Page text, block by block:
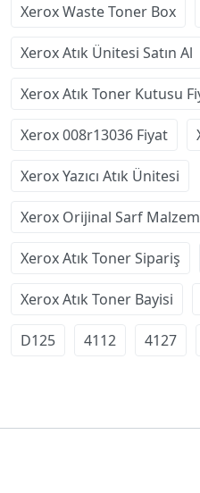
Xerox Waste Toner Box
Xerox Atık Ünitesi Satın Al
Xerox Atık Toner Kutusu
Xerox 008r13036 Fiyat
Xerox Yazıcı Atık Ünitesi
Xerox Orijinal Sarf
Xerox Atık Toner Sipariş
Xerox Atık Toner Bayisi
D125 4112 4127